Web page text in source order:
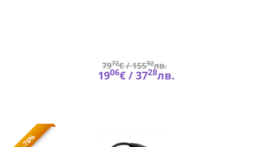
7972€ /15592лв.
1906€ /3728лв.
-76%